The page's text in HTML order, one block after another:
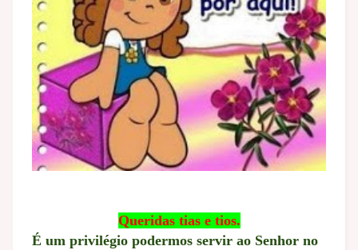
Queridas tias e tios.
É um privilégio podermos servir ao Senhor no